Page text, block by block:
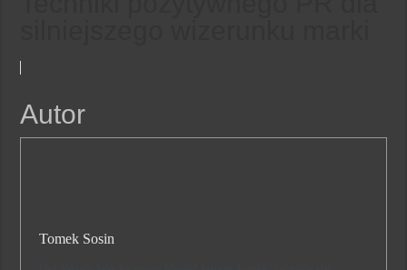
Autor
Tomek Sosin